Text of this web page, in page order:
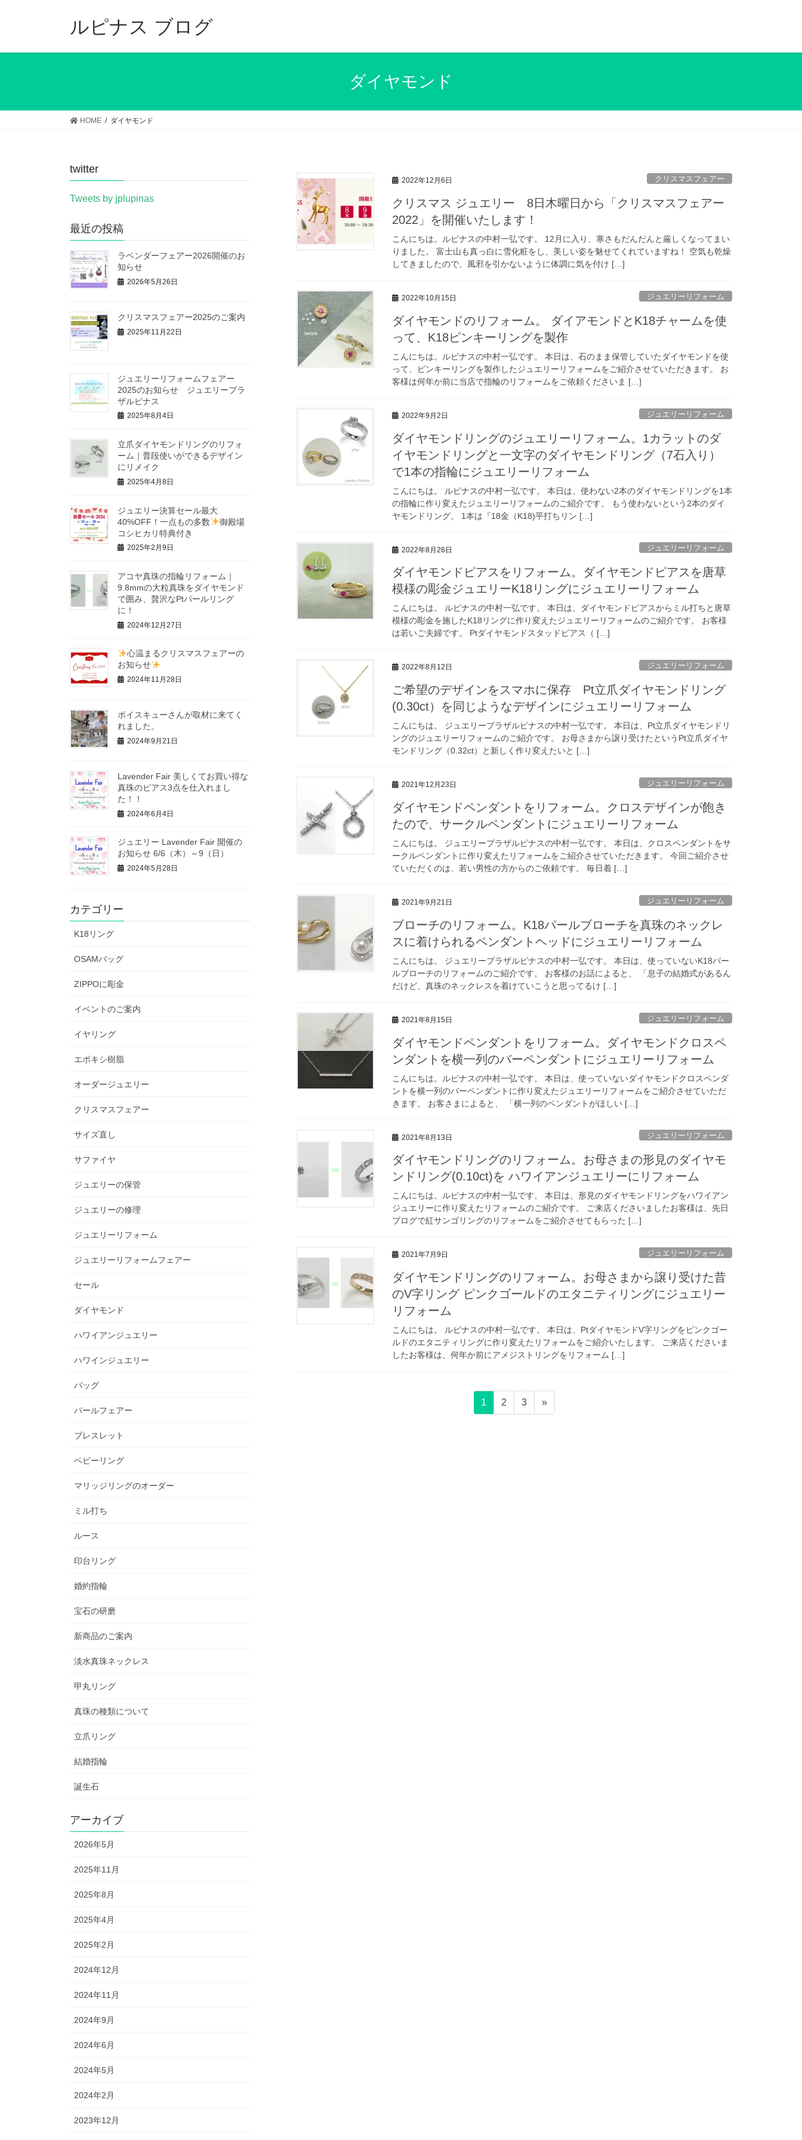
ルピナス ブログ
ダイヤモンド
HOME ダイヤモンド
2022年12月6日 クリスマスフェアー
クリスマス ジュエリー 8日木曜日から「クリスマスフェアー
2022」を開催いたします！
こんにちは。ルピナスの中村一弘です。 12月に入り、寒さもだんだんと厳しくなってまい
りました。 富士山も真っ白に雪化粧をし、美しい姿を魅せてくれていますね！ 空気も乾燥
してきましたので、風邪を引かないように体調に気を付け […]
2022年10月15日 ジュエリーリフォーム
ダイヤモンドのリフォーム。 ダイアモンドとK18チャームを使
って、K18ピンキーリングを製作
こんにちは。ルピナスの中村一弘です。 本日は、石のまま保管していたダイヤモンドを使
って、ピンキーリングを製作したジュエリーリフォームをご紹介させていただきます。 お
客様は何年か前に当店で指輪のリフォームをご依頼くださいま […]
2022年9月2日 ジュエリーリフォーム
ダイヤモンドリングのジュエリーリフォーム。1カラットのダ
イヤモンドリングと一文字のダイヤモンドリング（7石入り）
で1本の指輪にジュエリーリフォーム
こんにちは。 ルピナスの中村一弘です。 本日は、使わない2本のダイヤモンドリングを1本
の指輪に作り変えたジュエリーリフォームのご紹介です。 もう使わないという2本のダイ
ヤモンドリング。 1本は『18金（K18)平打ちリン […]
2022年8月26日 ジュエリーリフォーム
ダイヤモンドピアスをリフォーム。ダイヤモンドピアスを唐草
模様の彫金ジュエリーK18リングにジュエリーリフォーム
こんにちは。 ルピナスの中村一弘です。 本日は、ダイヤモンドピアスからミル打ちと唐草
模様の彫金を施したK18リングに作り変えたジュエリーリフォームのご紹介です。 お客様
は若いご夫婦です。 Ptダイヤモンドスタッドピアス（ […]
2022年8月12日 ジュエリーリフォーム
ご希望のデザインをスマホに保存 Pt立爪ダイヤモンドリング
(0.30ct）を同じようなデザインにジュエリーリフォーム
こんにちは。 ジュエリープラザルピナスの中村一弘です。 本日は、Pt立爪ダイヤモンドリ
ングのジュエリーリフォームのご紹介です。 お母さまから譲り受けたというPt立爪ダイヤ
モンドリング（0.32ct）と新しく作り変えたいと […]
2021年12月23日 ジュエリーリフォーム
ダイヤモンドペンダントをリフォーム。クロスデザインが飽き
たので、サークルペンダントにジュエリーリフォーム
こんにちは。 ジュエリープラザルピナスの中村一弘です。 本日は、クロスペンダントをサ
ークルペンダントに作り変えたリフォームをご紹介させていただきます。 今回ご紹介させ
ていただくのは、若い男性の方からのご依頼です。 毎日着 […]
2021年9月21日 ジュエリーリフォーム
ブローチのリフォーム。K18パールブローチを真珠のネックレ
スに着けられるペンダントヘッドにジュエリーリフォーム
こんにちは。 ジュエリープラザルピナスの中村一弘です。 本日は、使っていないK18パー
ルブローチのリフォームのご紹介です。 お客様のお話によると、 「息子の結婚式があるん
だけど、真珠のネックレスを着けていこうと思ってるけ […]
2021年8月15日 ジュエリーリフォーム
ダイヤモンドペンダントをリフォーム。ダイヤモンドクロスペ
ンダントを横一列のバーペンダントにジュエリーリフォーム
こんにちは。ルピナスの中村一弘です。 本日は、使っていないダイヤモンドクロスペンダ
ントを横一列のバーペンダントに作り変えたジュエリーリフォームをご紹介させていただ
きます。 お客さまによると、 「横一列のペンダントがほしい […]
2021年8月13日 ジュエリーリフォーム
ダイヤモンドリングのリフォーム。お母さまの形見のダイヤモ
ンドリング(0.10ct)を ハワイアンジュエリーにリフォーム
こんにちは。ルピナスの中村一弘です。 本日は、形見のダイヤモンドリングをハワイアン
ジュエリーに作り変えたリフォームのご紹介です。 ご来店くださいましたお客様は、先日
ブログで紅サンゴリングのリフォームをご紹介させてもらった […]
2021年7月9日 ジュエリーリフォーム
ダイヤモンドリングのリフォーム。お母さまから譲り受けた昔
のV字リング ピンクゴールドのエタニティリングにジュエリー
リフォーム
こんにちは。 ルピナスの中村一弘です。 本日は、PtダイヤモンドV字リングをピンクゴー
ルドのエタニティリングに作り変えたリフォームをご紹介いたします。 ご来店くださいま
したお客様は、何年か前にアメジストリングをリフォーム […]
固
定
1
固
定
2
固
定
3 »
twitter
Tweets by jplupinas
最近の投稿
ラベンダーフェアー2026開催のお
知らせ
2026年5月26日
クリスマスフェアー2025のご案内
2025年11月22日
ジュエリーリフォームフェアー
2025のお知らせ ジュエリープラ
ザルピナス
2025年8月4日
立爪ダイヤモンドリングのリフォ
ーム｜普段使いができるデザイン
にリメイク
2025年4月8日
ジュエリー決算セール最大
40%OFF！一点もの多数
御殿場
コシヒカリ特典付き
2025年2月9日
アコヤ真珠の指輪リフォーム｜
9.8mmの大粒真珠をダイヤモンド
で囲み、贅沢なPtパールリング
に！
2024年12月27日
心温まるクリスマスフェアーの
お知らせ
2024年11月28日
ボイスキューさんが取材に来てく
れました。
2024年9月21日
Lavender Fair 美しくてお買い得な
真珠のピアス3点を仕入れまし
た！！
2024年6月4日
ジュエリー Lavender Fair 開催の
お知らせ 6/6（木）～9（日）
2024年5月28日
カテゴリー
K18リング
OSAMバッグ
ZIPPOに彫金
イベントのご案内
イヤリング
エポキシ樹脂
オーダージュエリー
クリスマスフェアー
サイズ直し
サファイヤ
ジュエリーの保管
ジュエリーの修理
ジュエリーリフォーム
ジュエリーリフォームフェアー
セール
ダイヤモンド
ハワイアンジュエリー
ハワインジュエリー
バッグ
パールフェアー
ブレスレット
ベビーリング
マリッジリングのオーダー
ミル打ち
ルース
印台リング
婚約指輪
宝石の研磨
新商品のご案内
淡水真珠ネックレス
甲丸リング
真珠の種類について
立爪リング
結婚指輪
誕生石
アーカイブ
2026年5月
2025年11月
2025年8月
2025年4月
2025年2月
2024年12月
2024年11月
2024年9月
2024年6月
2024年5月
2024年2月
2023年12月